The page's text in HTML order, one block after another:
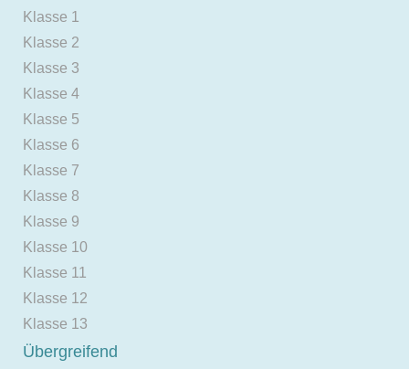
Klasse 1
Klasse 2
Klasse 3
Klasse 4
Klasse 5
Klasse 6
Klasse 7
Klasse 8
Klasse 9
Klasse 10
Klasse 11
Klasse 12
Klasse 13
Übergreifend